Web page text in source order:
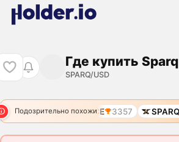
Где купить Sparq
SPARQ/USD
Подозрительно похожи
3278 SPACE 3357 SPARQ